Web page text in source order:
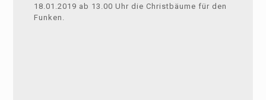
18.01.2019 ab 13.00 Uhr die Christbäume für den
Funken.